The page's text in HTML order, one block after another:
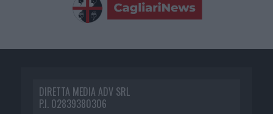
DIRETTA MEDIA ADV SRL
P.I. 02839380306